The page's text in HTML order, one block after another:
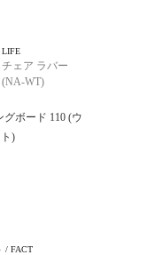
LIFE
ェア ラバー
WT)
/ FACT